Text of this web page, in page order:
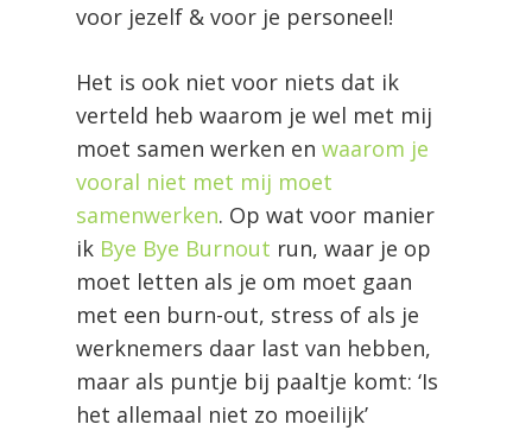
voor jezelf & voor je personeel!
Het is ook niet voor niets dat ik
verteld heb waarom je wel met mij
moet samen werken en waarom je
vooral niet met mij moet
samenwerken. Op wat voor manier
ik Bye Bye Burnout run, waar je op
moet letten als je om moet gaan
met een burn-out, stress of als je
werknemers daar last van hebben,
maar als puntje bij paaltje komt: ‘Is
het allemaal niet zo moeilijk’